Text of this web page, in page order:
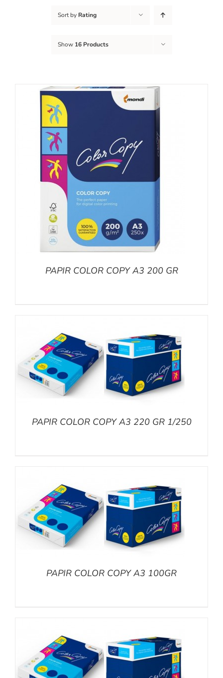
Sort by Rating
Show 16 Products
PAPIR COLOR COPY A3 200 GR
PAPIR COLOR COPY A3 220 GR 1/250
PAPIR COLOR COPY A3 100GR